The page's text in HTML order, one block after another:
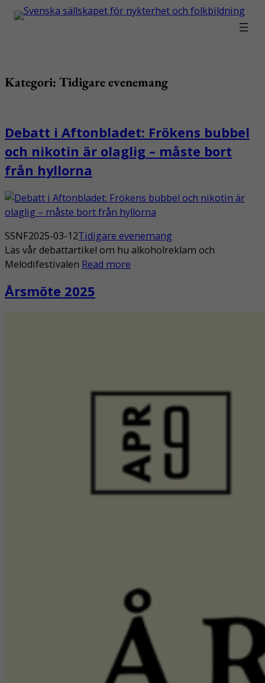
Hoppa
Kategori: Tidigare evenemang
Debatt i Aftonbladet: Frökens bubbel
och nikotin är olaglig – måste bort
från hyllorna
SSNF2025-03-12Tidigare evenemang
Läs vår debattartikel om hu alkoholreklam och
Melodifestivalen Read more
Årsmöte 2025